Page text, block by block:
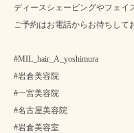
ディースシェービングやフェイ
ご予約はお電話からお待ちし
#MIL_hair_A_yoshimura
#岩倉美容院
#一宮美容院
#名古屋美容院
#岩倉美容室